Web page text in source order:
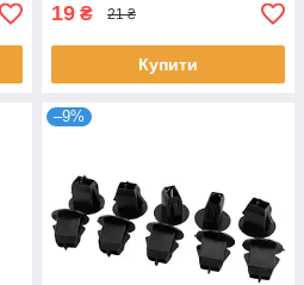
19 ₴ 21 ₴
Купити
–9%